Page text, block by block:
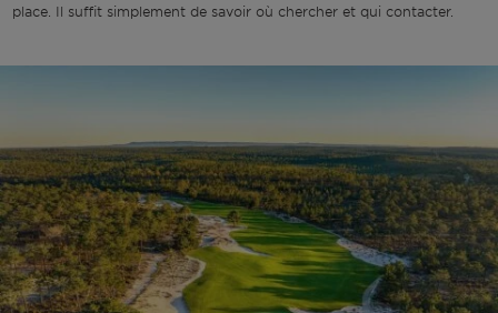
place. Il suffit simplement de savoir où chercher et qui contacter.